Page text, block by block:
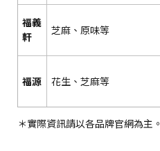
福義
軒
芝麻、原味等
福源 花生、芝麻等
＊實際資訊請以各品牌官網為主。